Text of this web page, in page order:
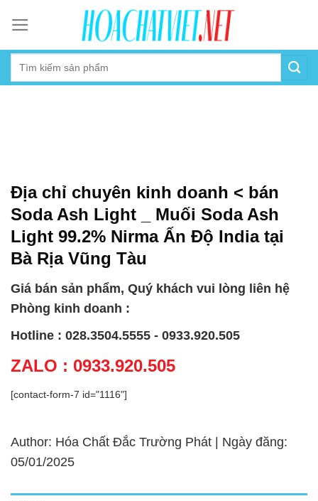
content
Địa chỉ chuyên kinh doanh < bán
Soda Ash Light _ Muối Soda Ash
Light 99.2% Nirma Ấn Độ India tại
Bà Rịa Vũng Tàu
Giá bán sản phẩm, Quý khách vui lòng liên hệ
Phòng kinh doanh :
Hotline : 028.3504.5555 - 0933.920.505
ZALO : 0933.920.505
[contact-form-7 id="1116"]
Author: Hóa Chất Đắc Trường Phát | Ngày đăng:
05/01/2025